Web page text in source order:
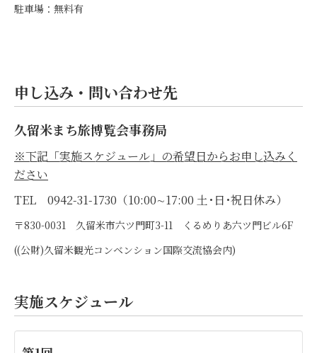
駐車場：無料有
申し込み・問い合わせ先
久留米まち旅博覧会事務局
※下記「実施スケジュール」の希望日からお申し込みく
ださい
TEL 0942-31-1730（10:00∼17:00 土･日･祝日休み）
〒830-0031 久留米市六ツ門町3-11 くるめりあ六ツ門ビル6F
((公財)久留米観光コンベンション国際交流協会内)
実施スケジュール